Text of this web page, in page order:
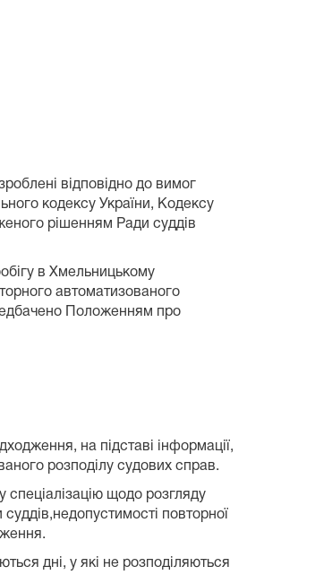
відповідно до вимог
кодексу України, Кодексу
рішенням Ради суддів
в Хмельницькому
автоматизованого
Положенням про
на підставі інформації,
розподілу судових справ.
щодо розгляду
повторної
дні, у які не розподіляються